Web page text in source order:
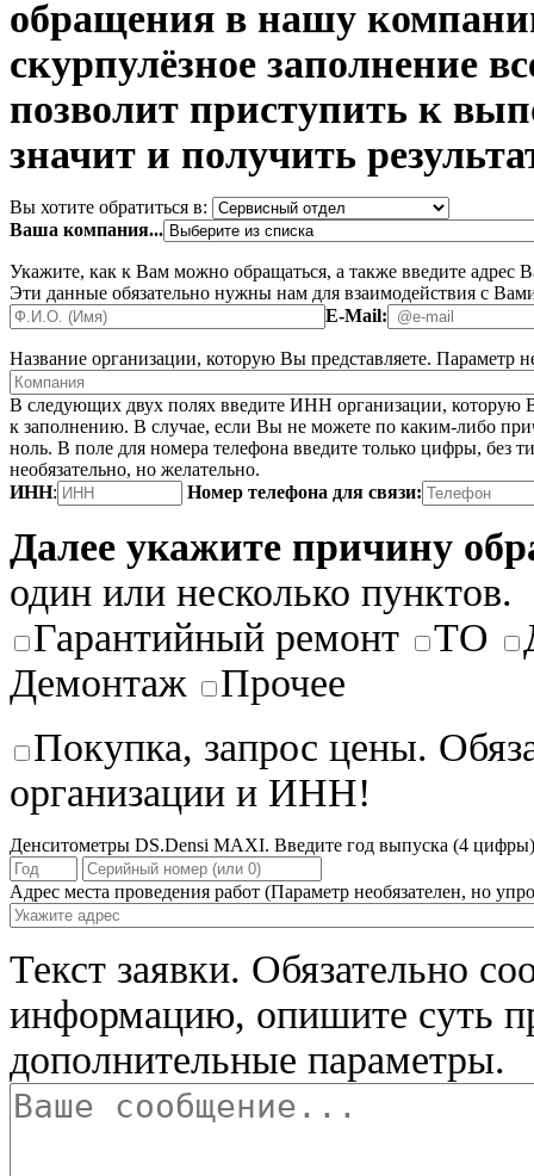
обращения в нашу
скурпулёзное заполнение
позволит приступить к
значит и получить
Вы хотите обратиться в:
Ваша компания...
Укажите, как к Вам можно обращаться, а также введите адрес
Эти данные обязательно нужны нам для взаимодействия с
E-Mail:
Название организации, которую Вы представляете. Параметр
В следующих двух полях введите ИНН организации, которую
к заполнению. В случае, если Вы не можете по каким-либо
ноль. В поле для номера телефона введите только цифры, без
необязательно, но желательно.
ИНН: Номер телефона для связи:
Далее укажите причину
один или несколько пунктов.
Гарантийный ремонт
ТО
Демонтаж
Прочее
Покупка, запрос цены.
организации и ИНН!
Денситометры DS.Densi MAXI. Введите год выпуска (4
Адрес места проведения работ (Параметр необязателен, но
Текст заявки. Обязательно
информацию, опишите суть
дополнительные параметры.